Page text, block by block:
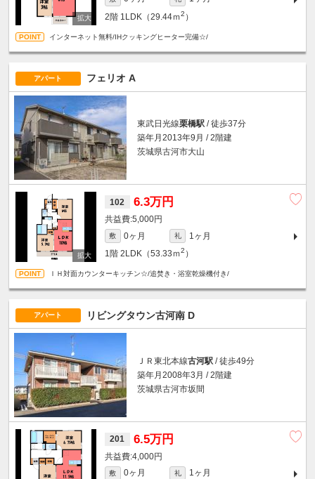
2階 1LDK（29.44ｍ2 ）
インターネット無料/IHクッキングヒーター完備☆/
アパート フェリオ A
東武日光線栗橋駅 / 徒歩37分
築年月2013年9月 / 2階建
茨城県古河市大山
102 6.3万円
5,000円
敷 0ヶ月 礼
1ヶ月
1階 2LDK（53.33ｍ2 ）
ＩＨ対面カウンターキッチン☆/追焚き・浴室乾燥機付き/
アパート リビングタウン古河南 D
ＪＲ東北本線古河駅 / 徒歩49分
築年月2008年3月 / 2階建
茨城県古河市坂間
201 6.5万円
4,000円
敷 0ヶ月 礼
1ヶ月